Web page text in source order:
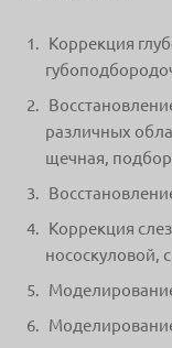
Коррекция
различных
щечная,
Коррекция
нососкуловой,